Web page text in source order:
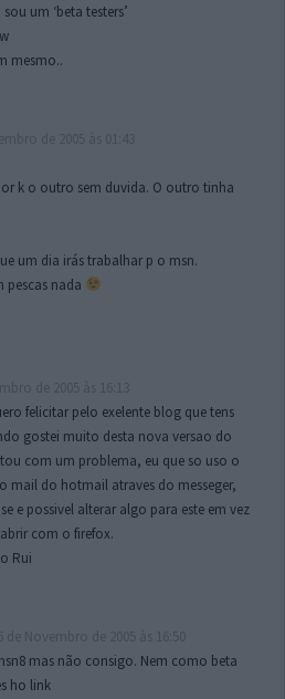
um ‘beta testers’
mesmo..
k o outro sem duvida. O outro tinha
um dia irás trabalhar p o msn.
pescas nada
felicitar pelo exelente blog que tens
gostei muito desta nova versao do
tou com um problema, eu que so uso o
mail do hotmail atraves do messeger,
e possivel alterar algo para este em vez
com o firefox.
Rui
mas não consigo. Nem como beta
ho link